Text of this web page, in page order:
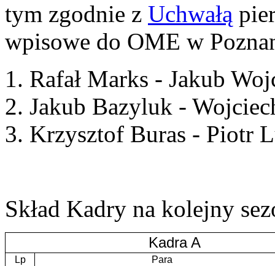
tym zgodnie z Uchwałą
wpisowe do OME w
1. Rafał Marks - Jakub
2. Jakub Bazyluk -
3. Krzysztof Buras - Piotr
Skład Kadry na kolejny
Kadra A
Lp
Para